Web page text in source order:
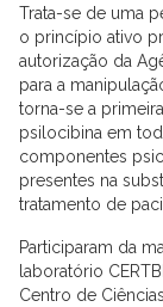
Trata-se de uma
o princípio ativo
autorização da
para a
torna-se a
psilocibina em
componentes
presentes na
tratamento de
Participaram da
laboratório
Centro de